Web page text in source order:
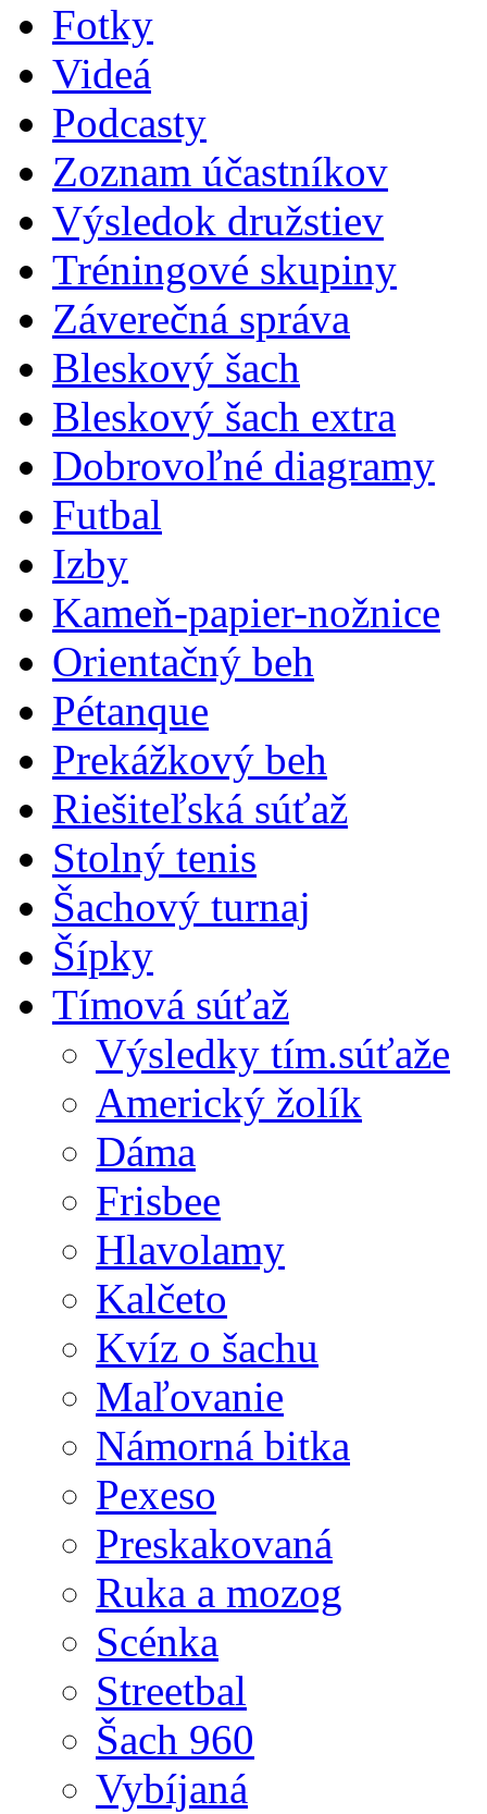
Fotky
Videá
Podcasty
Zoznam účastníkov
Výsledok družstiev
Tréningové skupiny
Záverečná správa
Bleskový šach
Bleskový šach extra
Dobrovoľné diagramy
Futbal
Izby
Kameň-papier-nožnice
Orientačný beh
Pétanque
Prekážkový beh
Riešiteľská súťaž
Stolný tenis
Šachový turnaj
Šípky
Tímová súťaž
Výsledky tím.súťaže
Americký žolík
Dáma
Frisbee
Hlavolamy
Kalčeto
Kvíz o šachu
Maľovanie
Námorná bitka
Pexeso
Preskakovaná
Ruka a mozog
Scénka
Streetbal
Šach 960
Vybíjaná